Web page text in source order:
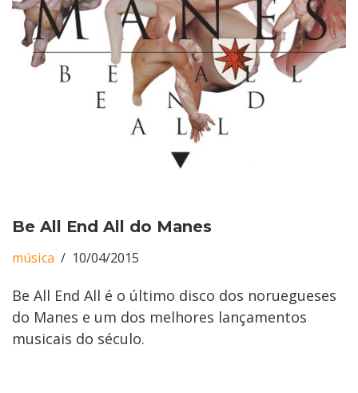
Be All End All do Manes
música 10/04/2015
Be All End All é o último disco dos noruegueses
do Manes e um dos melhores lançamentos
musicais do século.